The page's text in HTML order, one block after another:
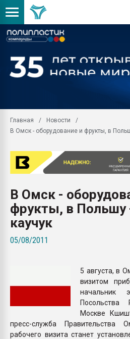
Главная
Новости
В Омск - оборудование и фрукты, в
В Омск -
фрукты, в Польшу
каучук
05/08/2011
5 августа, в
визитом
начальник
Посольства
Москве
пресс-служба Правительства
рабочего визита станет